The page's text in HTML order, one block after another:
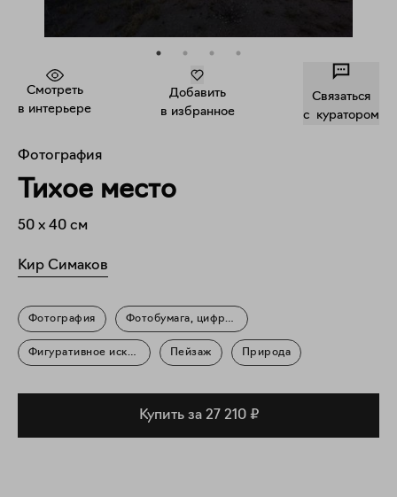
Смотреть
в интерьере
Добавить
в избранное
Связаться
c куратором
Фотография
Тихое место
50 x 40 см
Кир Симаков
Фотография Фотобумага, цифровая печать
Фигуративное искусство Пейзаж Природа
Купить за 27 210 ₽